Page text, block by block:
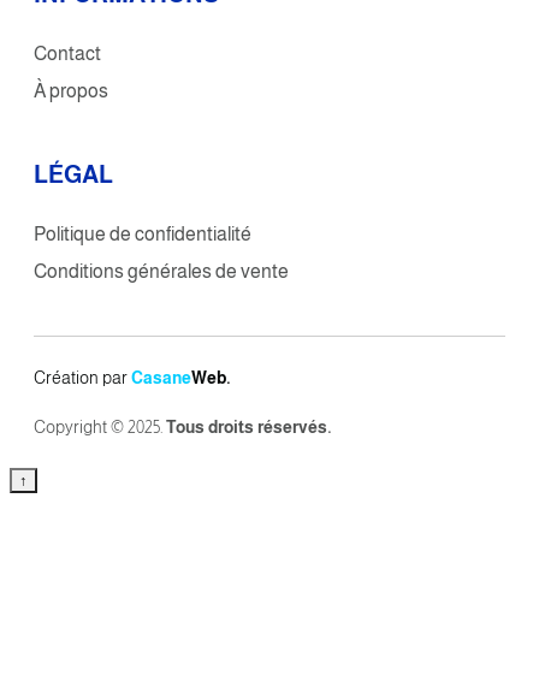
Contact
À propos
LÉGAL
Politique de confidentialité
Conditions générales de vente
Création parCasaneWeb.
Copyright © 2025. Tous droits réservés.
↑